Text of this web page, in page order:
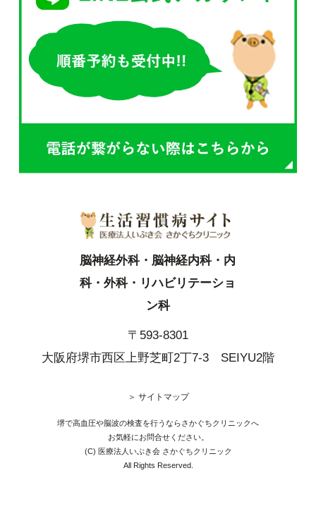
脳神経外科・脳神経内科・内
科・外科・リハビリテーショ
ン科
〒593-8301
大阪府堺市西区上野芝町2丁7-3 SEIYU2階
＞ サイトマップ
堺で高血圧や脳波の検査を行うならさかぐちクリニックへ
お気軽にお問合せください。
(C) 医療法人いぶき会 さかぐちクリニック
All Rights Reserved.